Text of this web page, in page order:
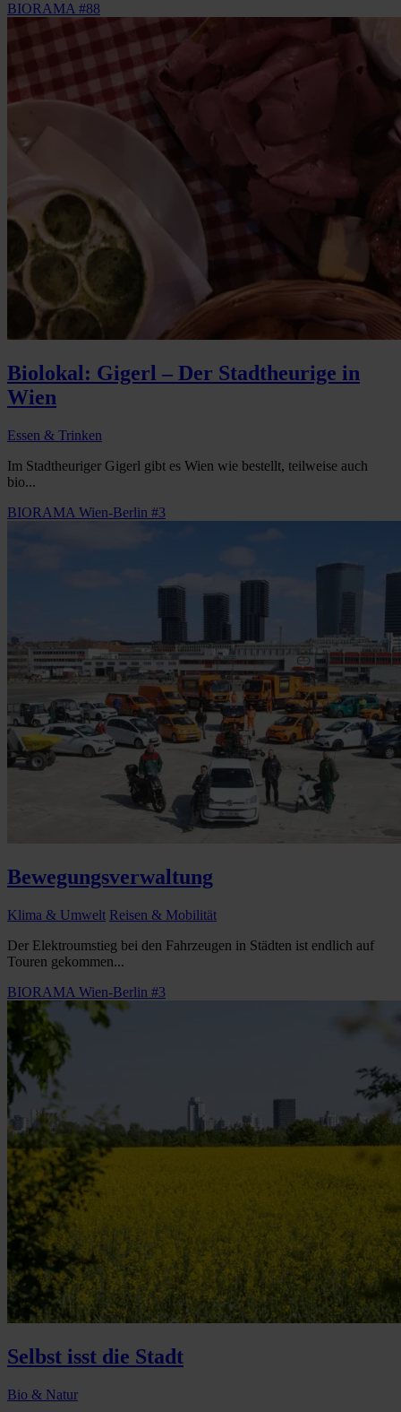
BIORAMA #88
Biolokal: Gigerl – Der Stadtheurige in
Wien
Essen & Trinken
Im Stadtheuriger Gigerl gibt es Wien wie bestellt, teilweise auch
bio...
BIORAMA Wien-Berlin #3
Bewegungsverwaltung
Klima & Umwelt Reisen & Mobilität
Der Elektroumstieg bei den Fahrzeugen in Städten ist endlich auf
Touren gekommen...
BIORAMA Wien-Berlin #3
Selbst isst die Stadt
Bio & Natur